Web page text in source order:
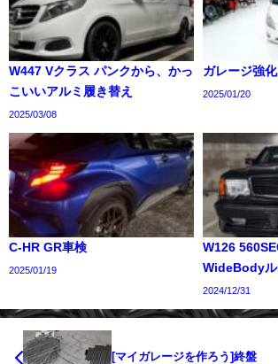
W447 Vクラス パンクから、かっ
こいいアルミ履き替え
2025/03/08
ガレージ強化
2025/01/20
C-HR GR車検
2025/01/19
W126
WideBodyル
2024/12/31
[マイガレージを作ろう]終盤